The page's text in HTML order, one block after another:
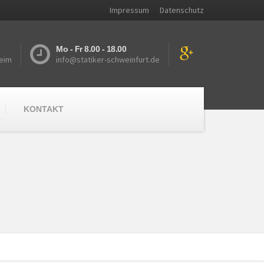
Impressum Datenschutz
Mo - Fr 8.00 - 18.00
info@statiker-schweinfurt.de
KONTAKT